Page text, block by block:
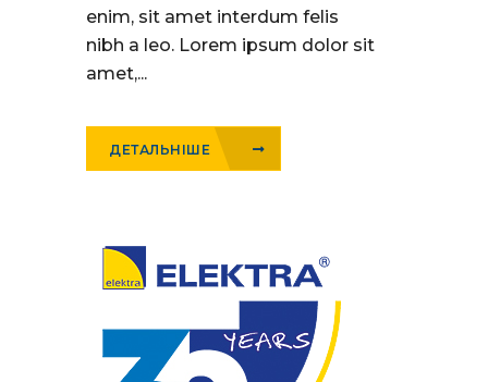
enim, sit amet interdum felis
nibh a leo. Lorem ipsum dolor sit
amet,...
ДЕТАЛЬНІШЕ